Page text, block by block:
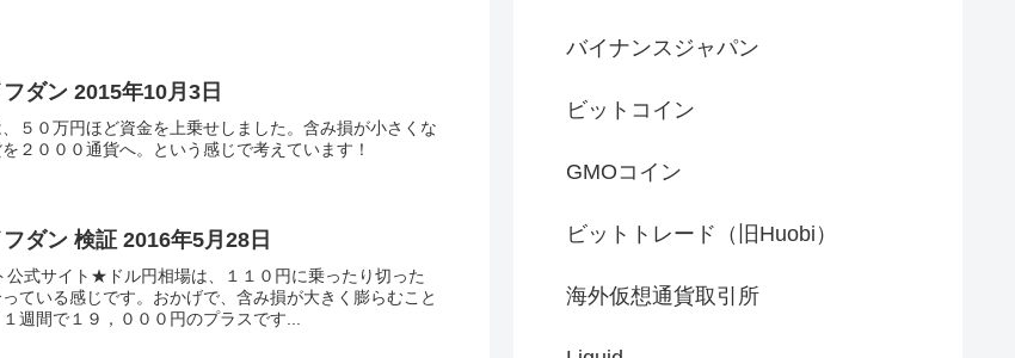
ダン 2015年10月3日
５０万円ほど資金を上乗せしました。含み損が小さくな
２０００通貨へ。という感じで考えています！
ダン 検証 2016年5月28日
式サイト★ドル円相場は、１１０円に乗ったり切った
ている感じです。おかげで、含み損が大きく膨らむこと
週間で１９，０００円のプラスです...
バイナンスジャパン
ビットコイン
GMOコイン
ビットトレード（旧Huobi）
海外仮想通貨取引所